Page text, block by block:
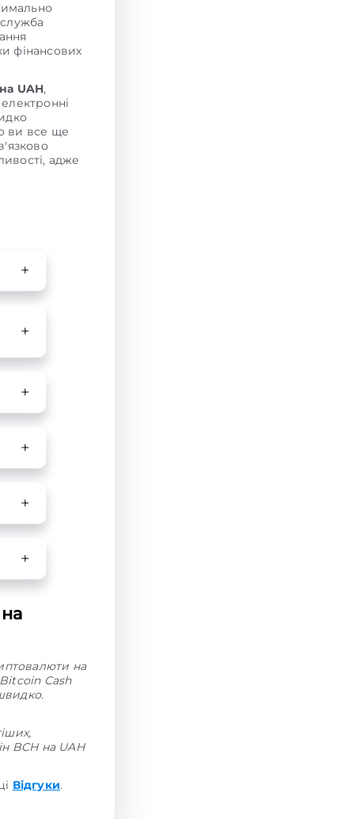
фінансових
UAH,
ви все ще
адже
на
Cash
BCH на UAH
Відгуки.